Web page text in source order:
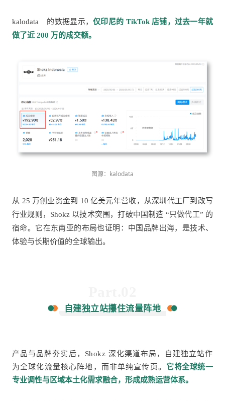
kalodata 的数据显示，仅印尼的 TikTok 店铺，过去一年就
做了近 200 万的成交额。
图源：kalodata
从 25 万创业资金到 10 亿美元年营收，从深圳代工厂到改写
行业规则，Shokz 以技术突围，打破中国制造 “只做代工” 的
宿命。它在东南亚的布局也证明：中国品牌出海，是技术、
体验与长期价值的全球输出。
自建独立站攥住流量阵地
产品与品牌夯实后，Shokz 深化渠道布局，自建独立站作
为全球化流量核心阵地，而非单纯宣传页。 它将全球统一
专业调性与区域本土化需求融合，形成成熟运营体系。